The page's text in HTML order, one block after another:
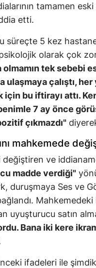
tamamen
etti.
5 kez
psikolojik olarak çok
olmamın tek sebebi
ulaşmaya çalıştı,
için bu iftirayı attı.
7 ay önce
çıkmazdı"
mahkemede
değiştiren ve
madde verdiği"
duruşmaya Ses ve
bağlandı.
uyuşturucu satın
Bana iki kere
ifadeleri ile